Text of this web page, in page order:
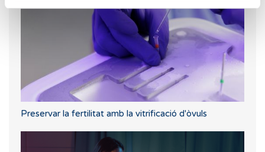
Preservar la fertilitat amb la vitrificació d'òvuls